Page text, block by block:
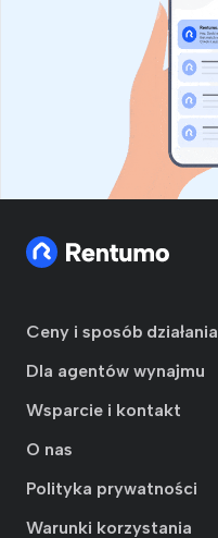
Ceny i sposób działania
Dla agentów wynajmu
Wsparcie i kontakt
O nas
Polityka prywatności
Warunki korzystania